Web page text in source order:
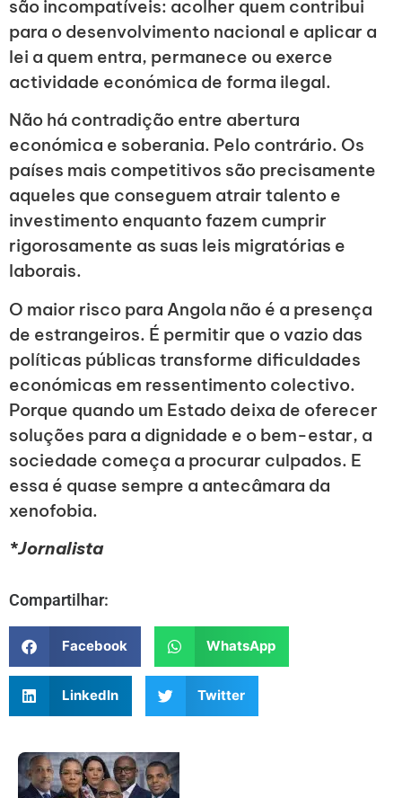
são incompatíveis: acolher quem contribui
para o desenvolvimento nacional e aplicar a
lei a quem entra, permanece ou exerce
actividade económica de forma ilegal.
Não há contradição entre abertura
económica e soberania. Pelo contrário. Os
países mais competitivos são precisamente
aqueles que conseguem atrair talento e
investimento enquanto fazem cumprir
rigorosamente as suas leis migratórias e
laborais.
O maior risco para Angola não é a presença
de estrangeiros. É permitir que o vazio das
políticas públicas transforme dificuldades
económicas em ressentimento colectivo.
Porque quando um Estado deixa de oferecer
soluções para a dignidade e o bem-estar, a
sociedade começa a procurar culpados. E
essa é quase sempre a antecâmara da
xenofobia.
*Jornalista
Compartilhar:
Facebook WhatsApp
LinkedIn Twitter